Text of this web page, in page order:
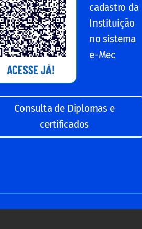
cadastro da
Instituição
no sistema
e-Mec
Consulta de Diplomas e
certificados